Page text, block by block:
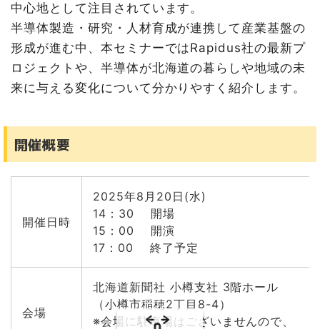
中心地として注目されています。
半導体製造・研究・人材育成が連携して産業基盤の
形成が進む中、本セミナーではRapidus社の最新プ
ロジェクトや、半導体が北海道の暮らしや地域の未
来に与える変化について分かりやすく紹介します。
開催概要
開催日時
2025年8月20日(水)
14：30 開場
15：00 開演
17：00 終了予定
会場
北海道新聞社 小樽支社 3階ホール
（小樽市稲穂2丁目8-4）
※会場に駐車場はございませんので、